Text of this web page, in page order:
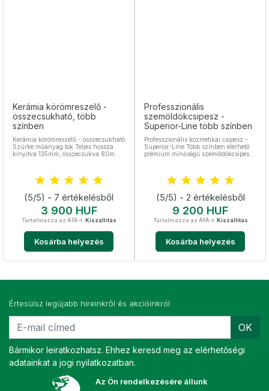
Kerámia körömreszelő -
összecsukható, több
színben
Kerámia körömreszelő - összecsukható
Szürke műanyag tok Teljes hossza
kinyitva 135mm, összecsukva 80mm
egy formázó árok
(5/5) - 7 értékelésből
Ár
3 900 HUF
Tartalmazza az ÁFÁ-t. Kiszállítás
Kosárba helyezés
Professzionális
szemöldökcsipesz -
Superior-Line több színben
Professzionális kozmetikai csipesz -
Superior-Line Több színben elérhető
prémium minőségű szemöldökcsipesz
piacon Teljes hossza 9,5 cm 3 mm
széles ferde, hosszan záródó hegy
Nemesacél, sterilizálható
(5/5) - 2 értékelésből
Ár
9 200 HUF
Tartalmazza az ÁFÁ-t. Kiszállítás
Kosárba helyezés
Értesülsz legújabb híreinkről és akcióinkról
OK
Bármikor leiratkozhatsz. Ehhez keresd meg az elérhetőségi
adatainkat a jogi nyilatkozatban.
Az Ön rendelkezésére állunk